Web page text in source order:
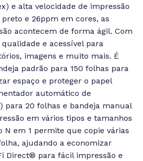
e alta velocidade de impressão
e 26ppm em cores, as
acontecem de forma ágil. Com
e acessível para
imagens e muito mais. É
padrão para 150 folhas para
espaço e proteger o papel
automático de
para 20 folhas e bandeja manual
em vários tipos e tamanhos
N em 1 permite que copie várias
ajudando a economizar
Direct® para fácil impressão e